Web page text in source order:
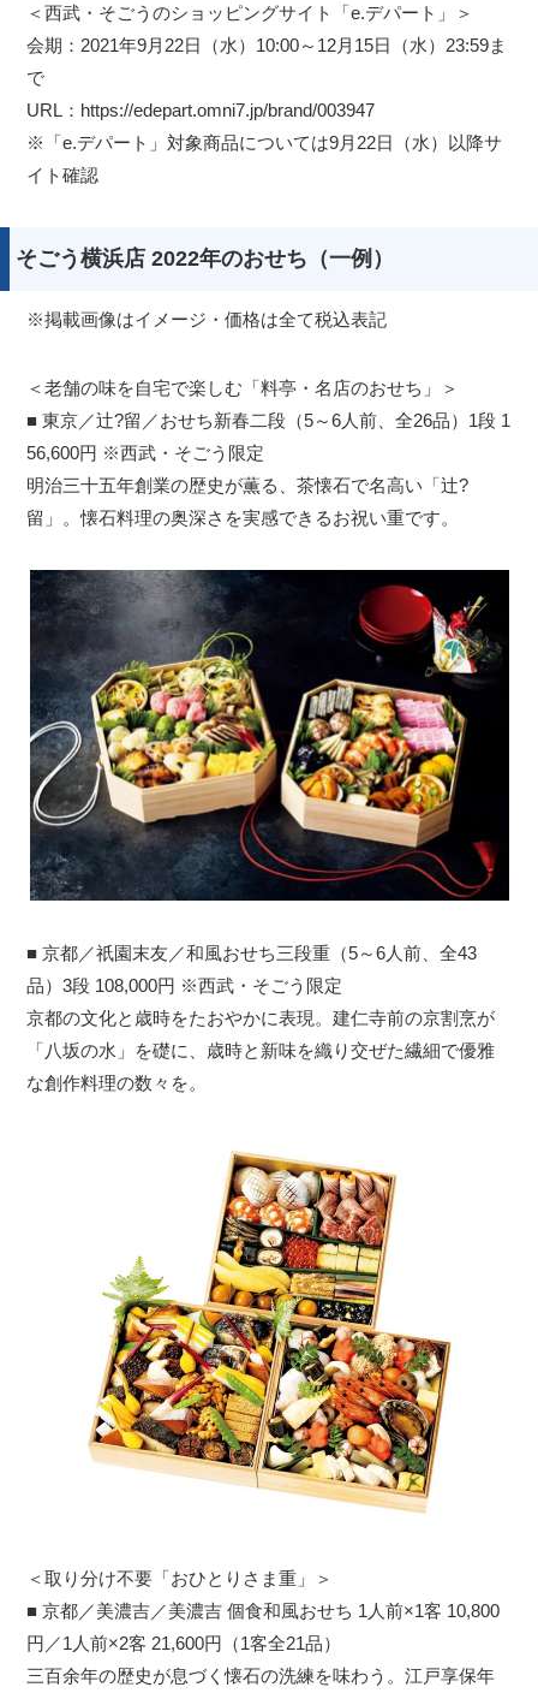
＜西武・そごうのショッピングサイト「e.デパート」＞
会期：2021年9月22日（水）10:00～12月15日（水）23:59ま
で
URL：https://edepart.omni7.jp/brand/003947
※「e.デパート」対象商品については9月22日（水）以降サ
イト確認
そごう横浜店 2022年のおせち（一例）
※掲載画像はイメージ・価格は全て税込表記
＜老舗の味を自宅で楽しむ「料亭・名店のおせち」＞
■ 東京／辻?留／おせち新春二段（5～6人前、全26品）1段 1
56,600円 ※西武・そごう限定
明治三十五年創業の歴史が薫る、茶懐石で名高い「辻?
留」。懐石料理の奥深さを実感できるお祝い重です。
■ 京都／祇園末友／和風おせち三段重（5～6人前、全43
品）3段 108,000円 ※西武・そごう限定
京都の文化と歳時をたおやかに表現。建仁寺前の京割烹が
「八坂の水」を礎に、歳時と新味を織り交ぜた繊細で優雅
な創作料理の数々を。
＜取り分け不要「おひとりさま重」＞
■ 京都／美濃吉／美濃吉 個食和風おせち 1人前×1客 10,800
円／1人前×2客 21,600円（1客全21品）
三百余年の歴史が息づく懐石の洗練を味わう。江戸享保年